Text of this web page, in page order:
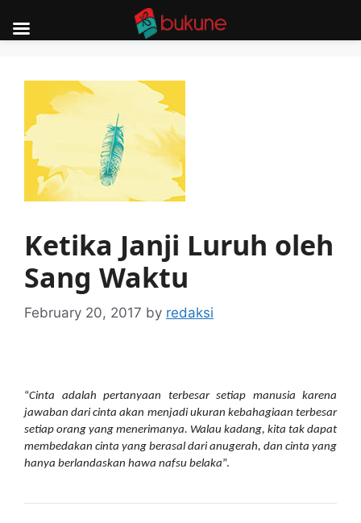
Ketika Janji Luruh oleh
Sang Waktu
February 20, 2017 by redaksi
“Cinta adalah pertanyaan terbesar setiap manusia karena
jawaban dari cinta akan menjadi ukuran kebahagiaan terbesar
setiap orang yang menerimanya. Walau kadang, kita tak dapat
membedakan cinta yang berasal dari anugerah, dan cinta yang
hanya berlandaskan hawa nafsu belaka”.